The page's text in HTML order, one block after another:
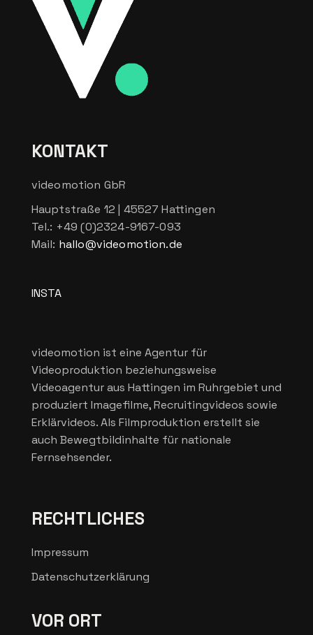
KONTAKT
videomotion GbR
Hauptstraße 12 | 45527 Hattingen
Tel.: +49 (0)2324-9167-093
Mail: hallo@videomotion.de
INSTA
videomotion ist eine Agentur für
Videoproduktion beziehungsweise
Videoagentur aus Hattingen im Ruhrgebiet und
produziert Imagefilme, Recruitingvideos sowie
Erklärvideos. Als Filmproduktion erstellt sie
auch Bewegtbildinhalte für nationale
Fernsehsender.
RECHTLICHES
Impressum
Datenschutzerklärung
VOR ORT